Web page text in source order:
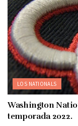
LOS NATIONALS
Washington
temporada 2022.